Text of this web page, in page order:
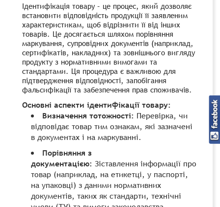
Ідентифікація товару – це процес, який дозволяє
встановити відповідність продукції її заявленим
характеристикам, щоб відрізнити її від інших
товарів. Це досягається шляхом порівняння
маркування, супровідних документів (наприклад,
сертифікатів, накладних) та зовнішнього вигляду
продукту з нормативними вимогами та
стандартами. Ця процедура є важливою для
підтвердження відповідності, запобігання
фальсифікації та забезпечення прав споживачів.
Основні аспекти ідентифікації товару:
Визначення тотожності: Перевірка, чи
відповідає товар тим ознакам, які зазначені
в документах і на маркуванні.
Порівняння з
документацією: Зіставлення інформації про
товар (наприклад, на етикетці, у паспорті,
на упаковці) з даними нормативних
документів, таких як стандарти, технічні